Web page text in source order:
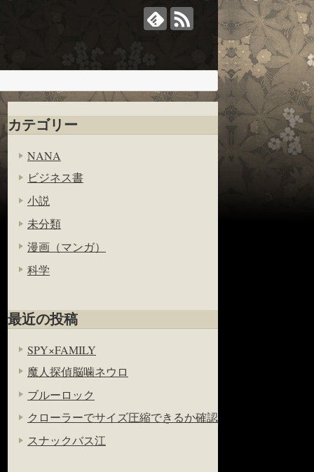
カテゴリー
NANA
ビジネス書
小説
未分類
漫画（マンガ）
科学
最近の投稿
SPY×FAMILY
魔人探偵脳噛ネウロ
ブルーロック
クローラーでサイズ圧縮できるか確認
スナックバス江